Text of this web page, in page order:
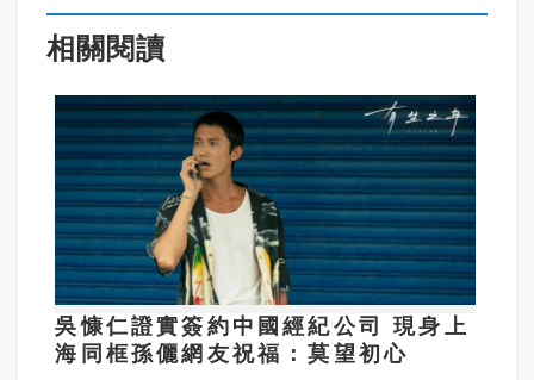
相關閱讀
吳慷仁證實簽約中國經紀公司 現身上
海同框孫儷網友祝福：莫望初心